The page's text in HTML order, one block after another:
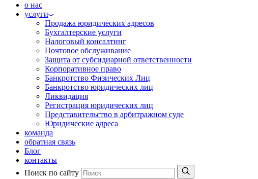
о нас
услуги
Продажа юридических адресов
Бухгалтерские услуги
Налоговый консалтинг
Почтовое обслуживание
Защита от субсидиарной ответственности
Корпоративное право
Банкротство Физических Лиц
Банкротство юридических лиц
Ликвидация
Регистрация юридических лиц
Представительство в арбитражном суде
Юридические адреса
команда
обратная связь
Блог
контакты
Поиск по сайту